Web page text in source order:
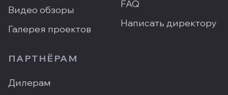
Видео обзоры
Галерея проектов
FAQ
Написать директору
ПАРТНЁРАМ
Дилерам